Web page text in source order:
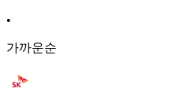
•
가까운순